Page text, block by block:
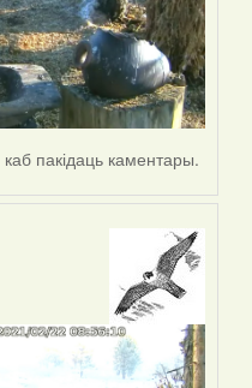
каб пакідаць каментары.